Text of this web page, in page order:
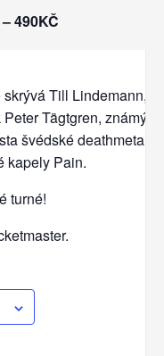
490KČ
Till Lindemann,
Tägtgren, známý
švédské
kapely Pain.
turné!